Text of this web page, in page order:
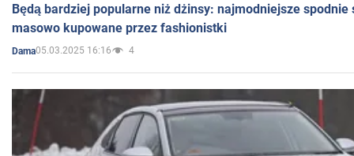
Będą bardziej popularne niż dżinsy: najmodniejsze spodnie
masowo kupowane przez fashionistki
Dama05.03.2025 16:16 4